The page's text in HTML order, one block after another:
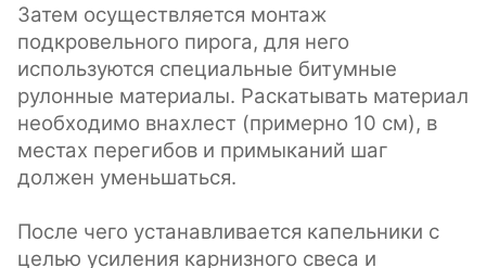
Затем осуществляется монтаж
подкровельного пирога, для него
используются специальные битумные
рулонные материалы. Раскатывать материал
необходимо внахлест (примерно 10 см), в
местах перегибов и примыканий шаг
должен уменьшаться.
После чего устанавливается капельники с
целью усиления карнизного свеса и